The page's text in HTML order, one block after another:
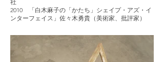
社
2010 「白木麻子の「かたち」シェイプ・アズ・イ
ンターフェイス」佐々木勇貴（美術家、批評家）